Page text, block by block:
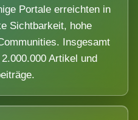
Portale erreichten in
Sichtbarkeit, hohe
Insgesamt
Artikel und